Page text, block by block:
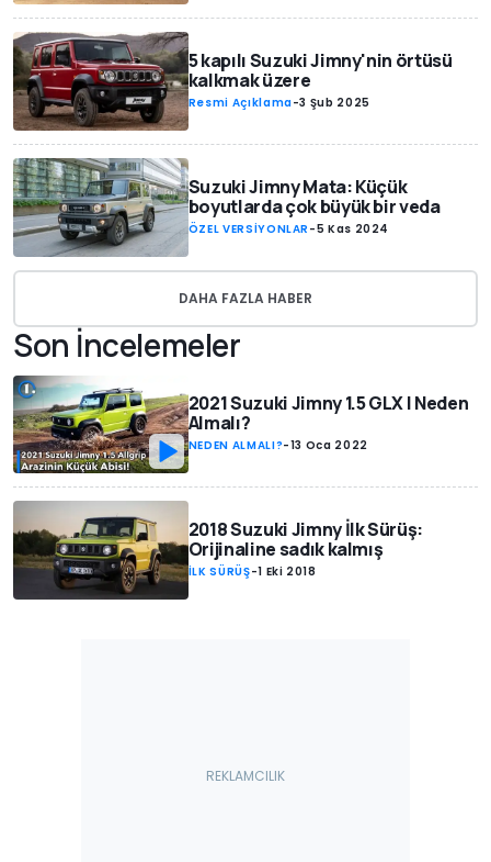
5 kapılı Suzuki Jimny'nin örtüsü
kalkmak üzere
Resmi Açıklama-3 Şub 2025
Suzuki Jimny Mata: Küçük
boyutlarda çok büyük bir veda
ÖZEL VERSİYONLAR -5 Kas 2024
DAHA FAZLA HABER
Son İncelemeler
2021 Suzuki Jimny 1.5 GLX | Neden
Almalı?
NEDEN ALMALI?-13 Oca 2022
2018 Suzuki Jimny İlk Sürüş:
Orijinaline sadık kalmış
İLK SÜRÜŞ-1 Eki 2018